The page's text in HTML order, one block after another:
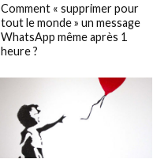
Comment « supprimer pour
tout le monde » un message
WhatsApp même après 1
heure ?